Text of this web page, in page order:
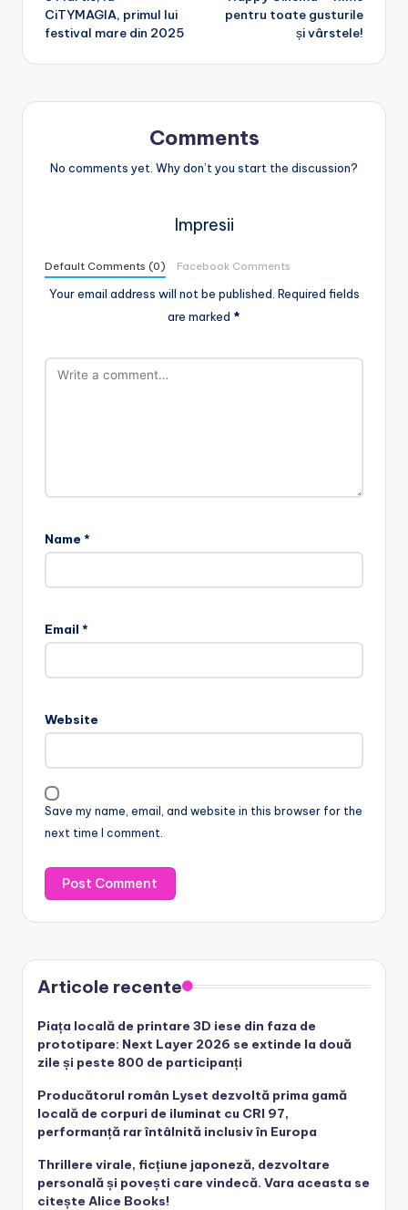
CiTYMAGIA, primul lui
festival mare din 2025
pentru toate gusturile
și vârstele!
Comments
No comments yet. Why don’t you start the discussion?
Impresii
Default Comments (0) Facebook Comments
Your email address will not be published. Required fields
are marked *
Name *
Email *
Website
Save my name, email, and website in this browser for the
next time I comment.
Articole recente
Piața locală de printare 3D iese din faza de
prototipare: Next Layer 2026 se extinde la două
zile și peste 800 de participanți
Producătorul român Lyset dezvoltă prima gamă
locală de corpuri de iluminat cu CRI 97,
performanță rar întâlnită inclusiv în Europa
Thrillere virale, ficțiune japoneză, dezvoltare
personală și povești care vindecă. Vara aceasta se
citește Alice Books!